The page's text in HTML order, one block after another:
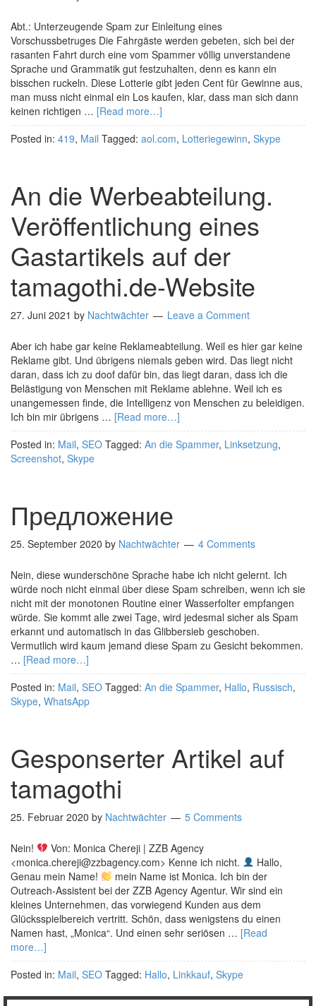
Abt.: Unterzeugende Spam zur Einleitung eines
Vorschussbetruges Die Fahrgäste werden gebeten, sich bei der
rasanten Fahrt durch eine vom Spammer völlig unverstandene
Sprache und Grammatik gut festzuhalten, denn es kann ein
bisschen ruckeln. Diese Lotterie gibt jeden Cent für Gewinne aus,
man muss nicht einmal ein Los kaufen, klar, dass man sich dann
keinen richtigen … [Read more…]
Posted in: 419, Mail Tagged: aol.com, Lotteriegewinn, Skype
An die Werbeabteilung.
Veröffentlichung eines
Gastartikels auf der
tamagothi.de-Website
27. Juni 2021 by Nachtwächter Leave a Comment
Aber ich habe gar keine Reklameabteilung. Weil es hier gar keine
Reklame gibt. Und übrigens niemals geben wird. Das liegt nicht
daran, dass ich zu doof dafür bin, das liegt daran, dass ich die
Belästigung von Menschen mit Reklame ablehne. Weil ich es
unangemessen finde, die Intelligenz von Menschen zu beleidigen.
Ich bin mir übrigens … [Read more…]
Posted in: Mail, SEO Tagged: An die Spammer, Linksetzung,
Screenshot, Skype
Предложение
25. September 2020 by Nachtwächter 4 Comments
Nein, diese wunderschöne Sprache habe ich nicht gelernt. Ich
würde noch nicht einmal über diese Spam schreiben, wenn ich sie
nicht mit der monotonen Routine einer Wasserfolter empfangen
würde. Sie kommt alle zwei Tage, wird jedesmal sicher als Spam
erkannt und automatisch in das Glibbersieb geschoben.
Vermutlich wird kaum jemand diese Spam zu Gesicht bekommen.
… [Read more…]
Posted in: Mail, SEO Tagged: An die Spammer, Hallo, Russisch,
Skype, WhatsApp
Gesponserter Artikel auf
tamagothi
25. Februar 2020 by Nachtwächter 5 Comments
Nein!
Von: Monica Chereji | ZZB Agency
<monica.chereji@zzbagency.com> Kenne ich nicht.
Hallo,
Genau mein Name!
mein Name ist Monica. Ich bin der
Outreach-Assistent bei der ZZB Agency Agentur. Wir sind ein
kleines Unternehmen, das vorwiegend Kunden aus dem
Glücksspielbereich vertritt. Schön, dass wenigstens du einen
Namen hast, „Monica“. Und einen sehr seriösen … [Read
more…]
Posted in: Mail, SEO Tagged: Hallo, Linkkauf, Skype